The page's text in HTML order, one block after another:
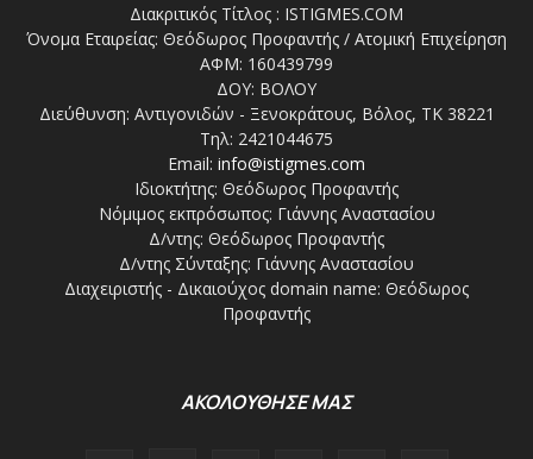
Διακριτικός Τίτλος : ISTIGMES.COM
Όνομα Εταιρείας: Θεόδωρος Προφαντής / Ατομική Επιχείρηση
ΑΦΜ: 160439799
ΔΟΥ: ΒΟΛΟΥ
Διεύθυνση: Αντιγονιδών - Ξενοκράτους, Βόλος, ΤΚ 38221
Τηλ: 2421044675
Email: info@istigmes.com
Ιδιοκτήτης: Θεόδωρος Προφαντής
Νόμιμος εκπρόσωπος: Γιάννης Αναστασίου
Δ/ντης: Θεόδωρος Προφαντής
Δ/ντης Σύνταξης: Γιάννης Αναστασίου
Διαχειριστής - Δικαιούχος domain name: Θεόδωρος
Προφαντής
ΑΚΟΛΟΥΘΗΣΕ ΜΑΣ